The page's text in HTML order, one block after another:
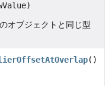
オブジェクトと同じ型
()